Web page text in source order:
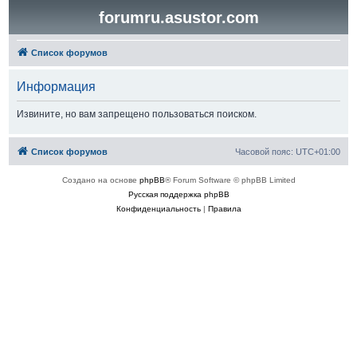
forumru.asustor.com
Список форумов
Информация
Извините, но вам запрещено пользоваться поиском.
Список форумов Часовой пояс: UTC+01:00
Создано на основе phpBB® Forum Software © phpBB Limited
Русская поддержка phpBB
Конфиденциальность| Правила